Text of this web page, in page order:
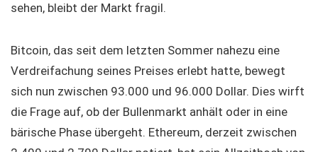
sehen, bleibt der Markt fragil.
Bitcoin, das seit dem letzten Sommer nahezu eine
Verdreifachung seines Preises erlebt hatte, bewegt
sich nun zwischen 93.000 und 96.000 Dollar. Dies wirft
die Frage auf, ob der Bullenmarkt anhält oder in eine
bärische Phase übergeht. Ethereum, derzeit zwischen